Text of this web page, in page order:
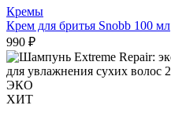
Кремы
Крем для бритья Snobb 100 мл
990 ₽
ЭКО
ХИТ